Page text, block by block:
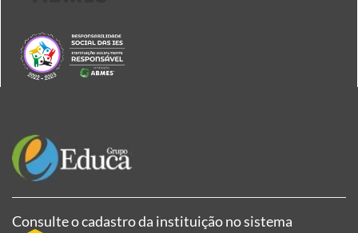
Consulte o cadastro da instituição no sistema